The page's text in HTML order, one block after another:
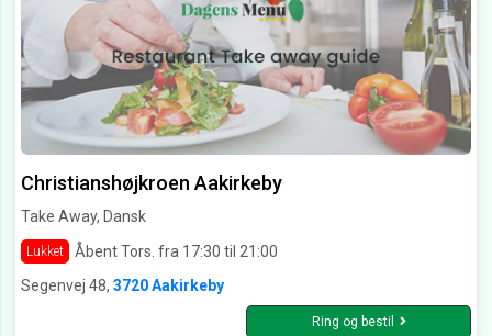
Christianshøjkroen Aakirkeby
Take Away, Dansk
Lukket
Åbent Tors. fra 17:30 til 21:00
Segenvej 48, 3720 Aakirkeby
Ring og bestil